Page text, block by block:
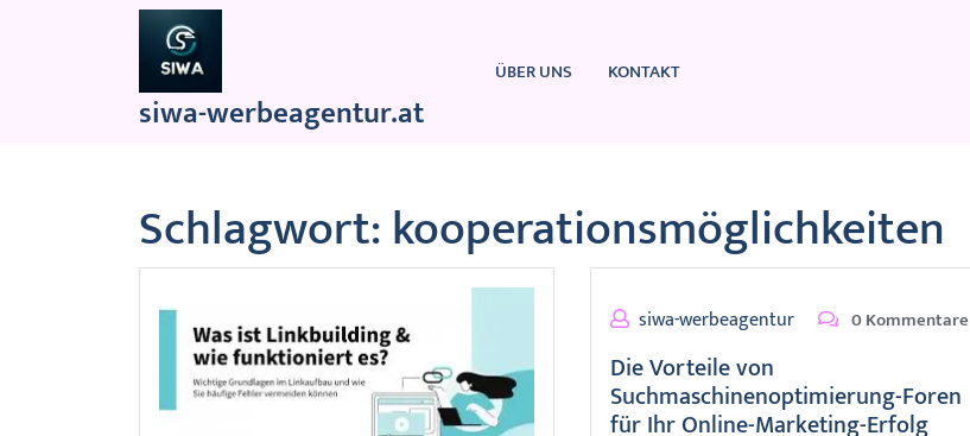
siwa-werbeagentur.at
ÜBER UNS KONTAKT
Schlagwort:kooperationsmöglichkeiten
siwa-werbeagentur 0 Kommentare
Die Vorteile von
Suchmaschinenoptimierung-Foren
für Ihr Online-Marketing-Erfolg